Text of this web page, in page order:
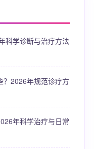
科学诊断与治疗方法
？2026年规范诊疗方
年科学治疗与日常